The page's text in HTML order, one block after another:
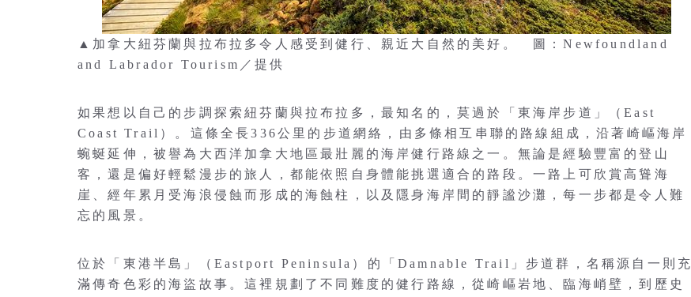
▲加拿大紐芬蘭與拉布拉多令人感受到健行、親近大自然的美好。 圖：Newfoundland
and Labrador Tourism／提供
如果想以自己的步調探索紐芬蘭與拉布拉多，最知名的，莫過於「東海岸步道」（East
Coast Trail）。這條全長336公里的步道網絡，由多條相互串聯的路線組成，沿著崎嶇海岸
蜿蜒延伸，被譽為大西洋加拿大地區最壯麗的海岸健行路線之一。無論是經驗豐富的登山
客，還是偏好輕鬆漫步的旅人，都能依照自身體能挑選適合的路段。一路上可欣賞高聳海
崖、經年累月受海浪侵蝕而形成的海蝕柱，以及隱身海岸間的靜謐沙灘，每一步都是令人難
忘的風景。
位於「東港半島」（Eastport Peninsula）的「Damnable Trail」步道群，名稱源自一則充
滿傳奇色彩的海盜故事。這裡規劃了不同難度的健行路線，從崎嶇岩地、臨海峭壁，到歷史